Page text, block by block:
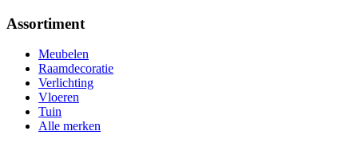
Assortiment
Meubelen
Raamdecoratie
Verlichting
Vloeren
Tuin
Alle merken